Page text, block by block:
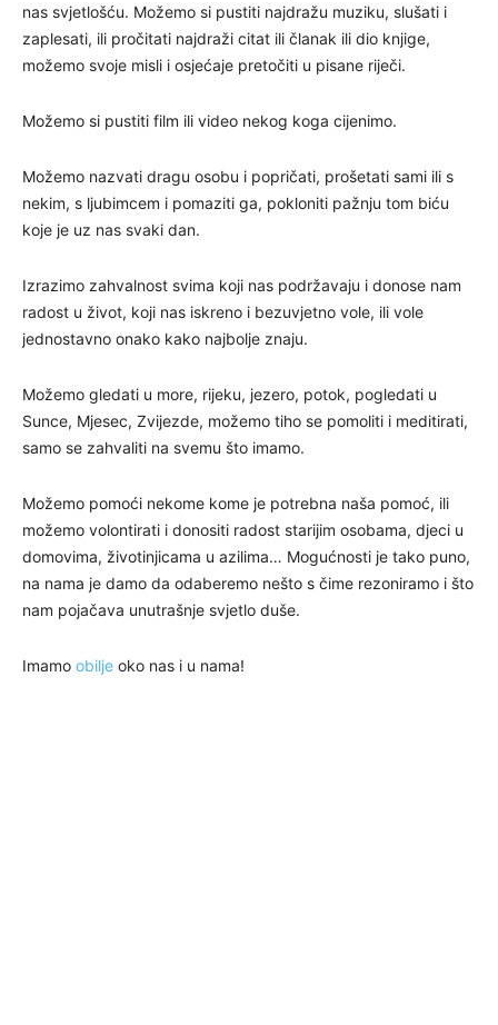
nas svjetlošću. Možemo si pustiti najdražu muziku, slušati i
zaplesati, ili pročitati najdraži citat ili članak ili dio knjige,
možemo svoje misli i osjećaje pretočiti u pisane riječi.
Možemo si pustiti film ili video nekog koga cijenimo.
Možemo nazvati dragu osobu i popričati, prošetati sami ili s
nekim, s ljubimcem i pomaziti ga, pokloniti pažnju tom biću
koje je uz nas svaki dan.
Izrazimo zahvalnost svima koji nas podržavaju i donose nam
radost u život, koji nas iskreno i bezuvjetno vole, ili vole
jednostavno onako kako najbolje znaju.
Možemo gledati u more, rijeku, jezero, potok, pogledati u
Sunce, Mjesec, Zvijezde, možemo tiho se pomoliti i meditirati,
samo se zahvaliti na svemu što imamo.
Možemo pomoći nekome kome je potrebna naša pomoć, ili
možemo volontirati i donositi radost starijim osobama, djeci u
domovima, životinjicama u azilima… Mogućnosti je tako puno,
na nama je damo da odaberemo nešto s čime rezoniramo i što
nam pojačava unutrašnje svjetlo duše.
Imamo obilje oko nas i u nama!